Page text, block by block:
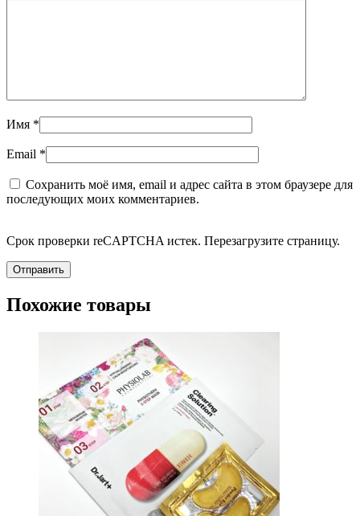
Имя *
Email *
Сохранить моё имя, email и адрес сайта в этом браузере для
последующих моих комментариев.
Срок проверки reCAPTCHA истек. Перезагрузите страницу.
Похожие товары